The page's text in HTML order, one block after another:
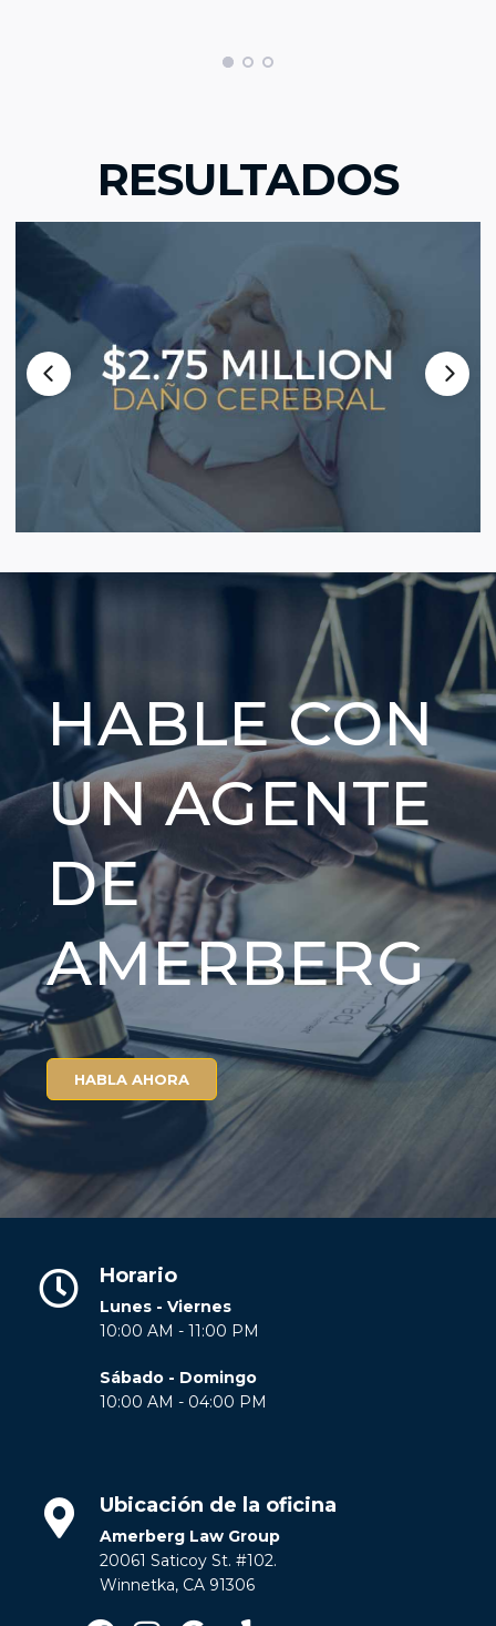
RESULTADOS
HABLE CON
UN AGENTE
DE
AMERBERG
HABLA AHORA
Horario
Lunes - Viernes
10:00 AM - 11:00 PM
Sábado - Domingo
10:00 AM - 04:00 PM
Ubicación de la oficina
Amerberg Law Group
20061 Saticoy St. #102.
Winnetka, CA 91306